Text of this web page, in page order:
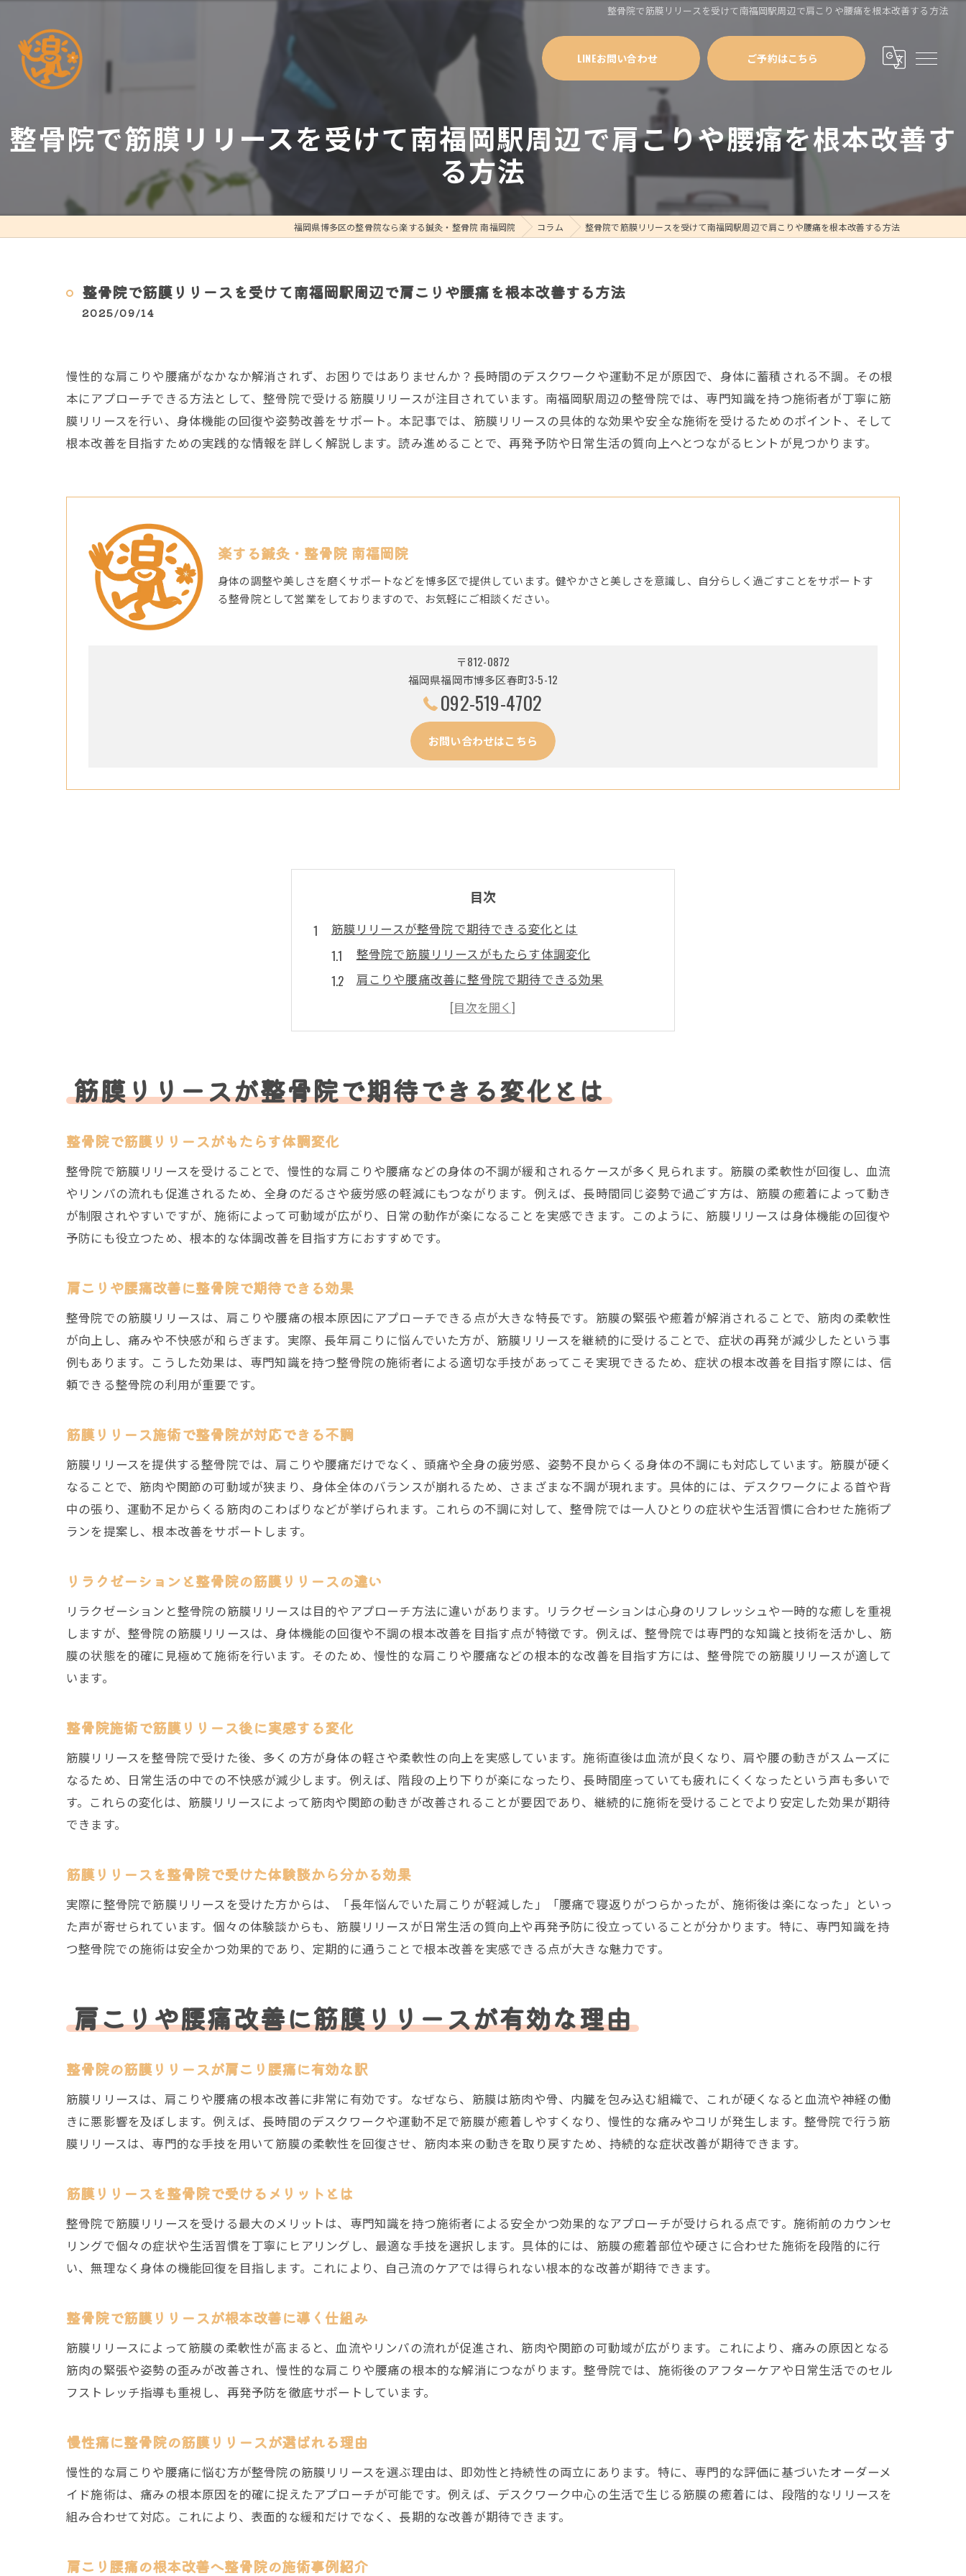
整骨院で筋膜リリースを受けて南福岡駅周辺で肩こりや腰痛を根本改善する方法
LINEお問い合わせ ご予約はこちら
整骨院で筋膜リリースを受けて南福岡駅周辺で肩こりや腰痛を根本改善す
る方法
福岡県博多区の整骨院なら楽する鍼灸・整骨院 南福岡院 コラム 整骨院で筋膜リリースを受けて南福岡駅周辺で肩こりや腰痛を根本改善する方法
整骨院で筋膜リリースを受けて南福岡駅周辺で肩こりや腰痛を根本改善する方法
2025/09/14
慢性的な肩こりや腰痛がなかなか解消されず、お困りではありませんか？長時間のデスクワークや運動不足が原因で、身体に蓄積される不調。その根
本にアプローチできる方法として、整骨院で受ける筋膜リリースが注目されています。南福岡駅周辺の整骨院では、専門知識を持つ施術者が丁寧に筋
膜リリースを行い、身体機能の回復や姿勢改善をサポート。本記事では、筋膜リリースの具体的な効果や安全な施術を受けるためのポイント、そして
根本改善を目指すための実践的な情報を詳しく解説します。読み進めることで、再発予防や日常生活の質向上へとつながるヒントが見つかります。
楽する鍼灸・整骨院 南福岡院
身体の調整や美しさを磨くサポートなどを博多区で提供しています。健やかさと美しさを意識し、自分らしく過ごすことをサポートす
る整骨院として営業をしておりますので、お気軽にご相談ください。
〒812-0872
福岡県福岡市博多区春町3-5-12
092-519-4702
お問い合わせはこちら
目次
筋膜リリースが整骨院で期待できる変化とは
整骨院で筋膜リリースがもたらす体調変化
肩こりや腰痛改善に整骨院で期待できる効果
筋膜リリース施術で整骨院が対応できる不調
リラクゼーションと整骨院の筋膜リリースの違い
筋膜リリースを整骨院で受けた体験談から分かる効果
肩こりや腰痛改善に筋膜リリースが有効な理由
整骨院で筋膜リリースが根本改善に導く仕組み
慢性痛に整骨院の筋膜リリースが選ばれる理由
肩こり腰痛の根本改善へ整骨院の施術事例紹介
南福岡駅近くで整骨院を選ぶポイント解説
筋膜リリースに強い整骨院の選び方と基準
整骨院で安心して筋膜リリースを受ける条件
マッサージとの違いを知る筋膜リリース施術
整骨院の筋膜リリースとマッサージの違い解説
筋膜リリース施術は整骨院でどのように行うか
筋膜リリースを整骨院で受けるメリット総まとめ
整骨院の施術で分かる筋膜リリースの専門性
整骨院で筋膜リリースを受ける頻度の目安
筋膜リリース整体の頻度目安と整骨院で相談
筋膜リリースを整骨院で続けるべき理由
整骨院で自分に合う筋膜リリース頻度を見つける
効果を実感するまでの流れと注意点まとめ
整骨院で筋膜リリース効果が出るまでの目安
施術後の整骨院での過ごし方と身体の変化
筋膜リリースで整骨院が伝えるセルフケア法
整骨院施術を継続する際の筋膜リリース注意点
整骨院で筋膜リリース体験者の声と姿勢改善例
再発予防へ整骨院で筋膜リリースを受けた効果
整骨院の筋膜リリース施術で生活が変わった体験
整骨院の施術者が語る姿勢改善のポイント
筋膜リリース体験談から学ぶ整骨院の選び方
整骨院で筋膜リリースの不安を解消する方法
安心して通える整骨院の筋膜リリース施術の特徴
筋膜リリースを整骨院で受ける際のセルフケア提案
筋膜リリースが整骨院で期待できる変化とは
整骨院で筋膜リリースがもたらす体調変化
整骨院で筋膜リリースを受けることで、慢性的な肩こりや腰痛などの身体の不調が緩和されるケースが多く見られます。筋膜の柔軟性が回復し、血流
やリンパの流れも促進されるため、全身のだるさや疲労感の軽減にもつながります。例えば、長時間同じ姿勢で過ごす方は、筋膜の癒着によって動き
が制限されやすいですが、施術によって可動域が広がり、日常の動作が楽になることを実感できます。このように、筋膜リリースは身体機能の回復や
予防にも役立つため、根本的な体調改善を目指す方におすすめです。
肩こりや腰痛改善に整骨院で期待できる効果
整骨院での筋膜リリースは、肩こりや腰痛の根本原因にアプローチできる点が大きな特長です。筋膜の緊張や癒着が解消されることで、筋肉の柔軟性
が向上し、痛みや不快感が和らぎます。実際、長年肩こりに悩んでいた方が、筋膜リリースを継続的に受けることで、症状の再発が減少したという事
例もあります。こうした効果は、専門知識を持つ整骨院の施術者による適切な手技があってこそ実現できるため、症状の根本改善を目指す際には、信
頼できる整骨院の利用が重要です。
筋膜リリース施術で整骨院が対応できる不調
筋膜リリースを提供する整骨院では、肩こりや腰痛だけでなく、頭痛や全身の疲労感、姿勢不良からくる身体の不調にも対応しています。筋膜が硬く
なることで、筋肉や関節の可動域が狭まり、身体全体のバランスが崩れるため、さまざまな不調が現れます。具体的には、デスクワークによる首や背
中の張り、運動不足からくる筋肉のこわばりなどが挙げられます。これらの不調に対して、整骨院では一人ひとりの症状や生活習慣に合わせた施術プ
ランを提案し、根本改善をサポートします。
リラクゼーションと整骨院の筋膜リリースの違い
リラクゼーションと整骨院の筋膜リリースは目的やアプローチ方法に違いがあります。リラクゼーションは心身のリフレッシュや一時的な癒しを重視
しますが、整骨院の筋膜リリースは、身体機能の回復や不調の根本改善を目指す点が特徴です。例えば、整骨院では専門的な知識と技術を活かし、筋
膜の状態を的確に見極めて施術を行います。そのため、慢性的な肩こりや腰痛などの根本的な改善を目指す方には、整骨院での筋膜リリースが適して
います。
整骨院施術で筋膜リリース後に実感する変化
筋膜リリースを整骨院で受けた後、多くの方が身体の軽さや柔軟性の向上を実感しています。施術直後は血流が良くなり、肩や腰の動きがスムーズに
なるため、日常生活の中での不快感が減少します。例えば、階段の上り下りが楽になったり、長時間座っていても疲れにくくなったという声も多いで
す。これらの変化は、筋膜リリースによって筋肉や関節の動きが改善されることが要因であり、継続的に施術を受けることでより安定した効果が期待
できます。
筋膜リリースを整骨院で受けた体験談から分かる効果
実際に整骨院で筋膜リリースを受けた方からは、「長年悩んでいた肩こりが軽減した」「腰痛で寝返りがつらかったが、施術後は楽になった」といっ
た声が寄せられています。個々の体験談からも、筋膜リリースが日常生活の質向上や再発予防に役立っていることが分かります。特に、専門知識を持
つ整骨院での施術は安全かつ効果的であり、定期的に通うことで根本改善を実感できる点が大きな魅力です。
肩こりや腰痛改善に筋膜リリースが有効な理由
整骨院の筋膜リリースが肩こり腰痛に有効な訳
筋膜リリースは、肩こりや腰痛の根本改善に非常に有効です。なぜなら、筋膜は筋肉や骨、内臓を包み込む組織で、これが硬くなると血流や神経の働
きに悪影響を及ぼします。例えば、長時間のデスクワークや運動不足で筋膜が癒着しやすくなり、慢性的な痛みやコリが発生します。整骨院で行う筋
膜リリースは、専門的な手技を用いて筋膜の柔軟性を回復させ、筋肉本来の動きを取り戻すため、持続的な症状改善が期待できます。
筋膜リリースを整骨院で受けるメリットとは
整骨院で筋膜リリースを受ける最大のメリットは、専門知識を持つ施術者による安全かつ効果的なアプローチが受けられる点です。施術前のカウンセ
リングで個々の症状や生活習慣を丁寧にヒアリングし、最適な手技を選択します。具体的には、筋膜の癒着部位や硬さに合わせた施術を段階的に行
い、無理なく身体の機能回復を目指します。これにより、自己流のケアでは得られない根本的な改善が期待できます。
整骨院で筋膜リリースが根本改善に導く仕組み
筋膜リリースによって筋膜の柔軟性が高まると、血流やリンパの流れが促進され、筋肉や関節の可動域が広がります。これにより、痛みの原因となる
筋肉の緊張や姿勢の歪みが改善され、慢性的な肩こりや腰痛の根本的な解消につながります。整骨院では、施術後のアフターケアや日常生活でのセル
フストレッチ指導も重視し、再発予防を徹底サポートしています。
慢性痛に整骨院の筋膜リリースが選ばれる理由
慢性的な肩こりや腰痛に悩む方が整骨院の筋膜リリースを選ぶ理由は、即効性と持続性の両立にあります。特に、専門的な評価に基づいたオーダーメ
イド施術は、痛みの根本原因を的確に捉えたアプローチが可能です。例えば、デスクワーク中心の生活で生じる筋膜の癒着には、段階的なリリースを
組み合わせて対応。これにより、表面的な緩和だけでなく、長期的な改善が期待できます。
肩こり腰痛の根本改善へ整骨院の施術事例紹介
ご予約はこちら
ご予約はこちら